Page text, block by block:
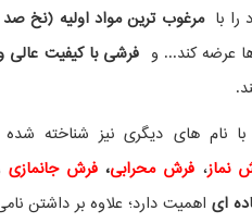
را بامرغوب ترین مواد اولیه (نخ
عرضه کند... و فرشی با کیفیت عالی و
با نام های دیگری نیز شناخته
نماز، فرش محرابی، فرش جانمازی
ای اهمیت دارد؛ علاوه بر داشتن